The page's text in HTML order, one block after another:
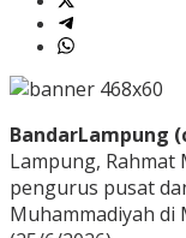
BandarLampung
Lampung, Rahmat
pengurus pusat
Muhammadiyah di